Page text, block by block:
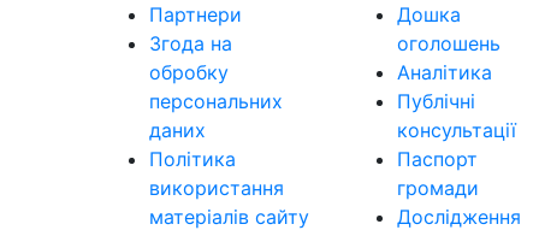
Партнери
Згода на
обробку
персональних
даних
Політика
використання
матеріалів сайту
Дошка
оголошень
Аналітика
Публічні
консультації
Паспорт
громади
Дослідження